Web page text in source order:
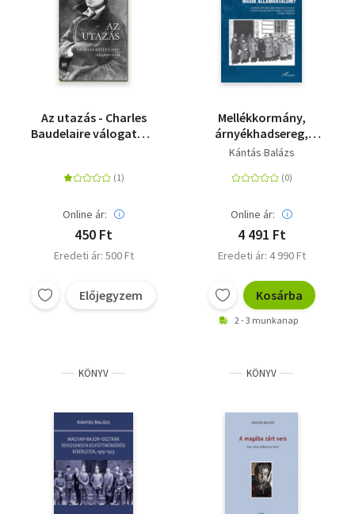
Az utazás - Charles
Baudelaire válogatott
Online ár:
450 Ft
Eredeti ár: 500 Ft
Előjegyzem
Mellékkormány,
árnyékhadsereg,
másik államhatalom?
titkos félkatonai
Kántás Balázs
Online ár:
4 491 Ft
Eredeti ár: 4 990 Ft
Kosárba
2 - 3 munkanap
KÖNYV KÖNYV